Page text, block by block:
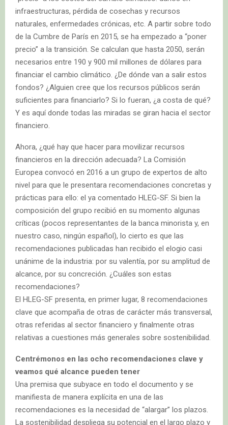
infraestructuras, pérdida de cosechas y recursos
naturales, enfermedades crónicas, etc. A partir sobre todo
de la Cumbre de París en 2015, se ha empezado a “poner
precio” a la transición. Se calculan que hasta 2050, serán
necesarios entre 190 y 900 mil millones de dólares para
financiar el cambio climático. ¿De dónde van a salir estos
fondos? ¿Alguien cree que los recursos públicos serán
suficientes para financiarlo? Si lo fueran, ¿a costa de qué?
Y es aquí donde todas las miradas se giran hacia el sector
financiero.
Ahora, ¿qué hay que hacer para movilizar recursos
financieros en la dirección adecuada? La Comisión
Europea convocó en 2016 a un grupo de expertos de alto
nivel para que le presentara recomendaciones concretas y
prácticas para ello: el ya comentado HLEG-SF. Si bien la
composición del grupo recibió en su momento algunas
críticas (pocos representantes de la banca minorista y, en
nuestro caso, ningún español), lo cierto es que las
recomendaciones publicadas han recibido el elogio casi
unánime de la industria: por su valentía, por su amplitud de
alcance, por su concreción. ¿Cuáles son estas
recomendaciones?
El HLEG-SF presenta, en primer lugar, 8 recomendaciones
clave que acompaña de otras de carácter más transversal,
otras referidas al sector financiero y finalmente otras
relativas a cuestiones más generales sobre sostenibilidad.
Centrémonos en las ocho recomendaciones clave y
veamos qué alcance pueden tener
Una premisa que subyace en todo el documento y se
manifiesta de manera explícita en una de las
recomendaciones es la necesidad de “alargar” los plazos.
La sostenibilidad despliega su potencial en el largo plazo y